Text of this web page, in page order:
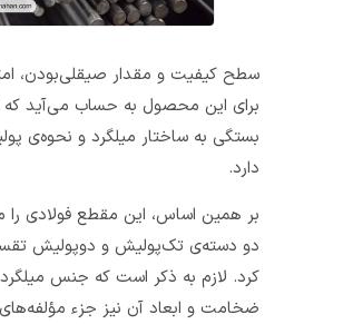
سطح کیفیت و مقدار صیقلی‌بودن، امتیاز مهمی
برای این محصول به حساب می‌آید که البته
بستگی به ساختار میلگرد و نحوه‌ی پولیش‌زنی
بر همین اساس، این مقطع فولادی را می‌توان به
دو دسته‌ی تک‌پولیش و دوپولیش تقسیم‌بندی
کرد. لازم به ذکر است که جنس میلگرد و
ضخامت و ابعاد آن نیز جزء مؤلفه‌های مهم و